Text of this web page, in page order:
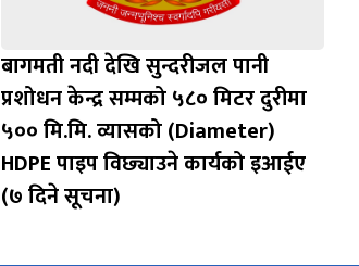
बागमती नदी देखि सुन्दरीजल पानी
प्रशोधन केन्द्र सम्मको ५८० मिटर दुरीमा
५०० मि.मि. व्यासको (Diameter)
HDPE पाइप विछ्याउने कार्यको इआईए
(७ दिने सूचना)